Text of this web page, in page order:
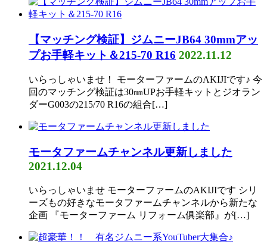
【マッチング検証】ジムニーJB64 30mmアッ
プお手軽キット＆215-70 R16 2022.11.12
いらっしゃいませ！ モーターファームのAKIJIです♪ 今
回のマッチング検証は30㎜UPお手軽キットとジオラン
ダーG003の215/70 R16の組合[…]
モータファームチャンネル更新しました
2021.12.04
いらっしゃいませ モーターファームのAKIJIです シリ
ーズもの好きなモータファームチャンネルから新たな
企画 『モーターファーム リフォーム俱楽部』が[…]